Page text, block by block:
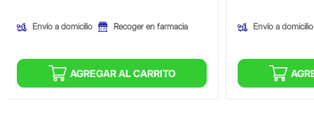
Envío a domicilio Recoger en farmacia
AGREGAR AL CARRITO
Envío a domicilio